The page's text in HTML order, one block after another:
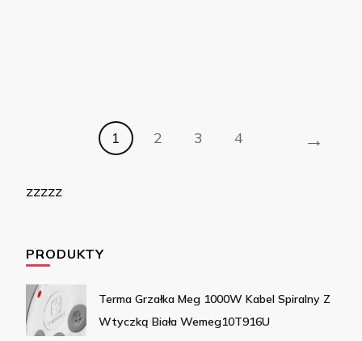
1 2 3 4 →
zzzzz
PRODUKTY
Terma Grzałka Meg 1000W Kabel Spiralny Z
Wtyczką Biała Wemeg10T916U